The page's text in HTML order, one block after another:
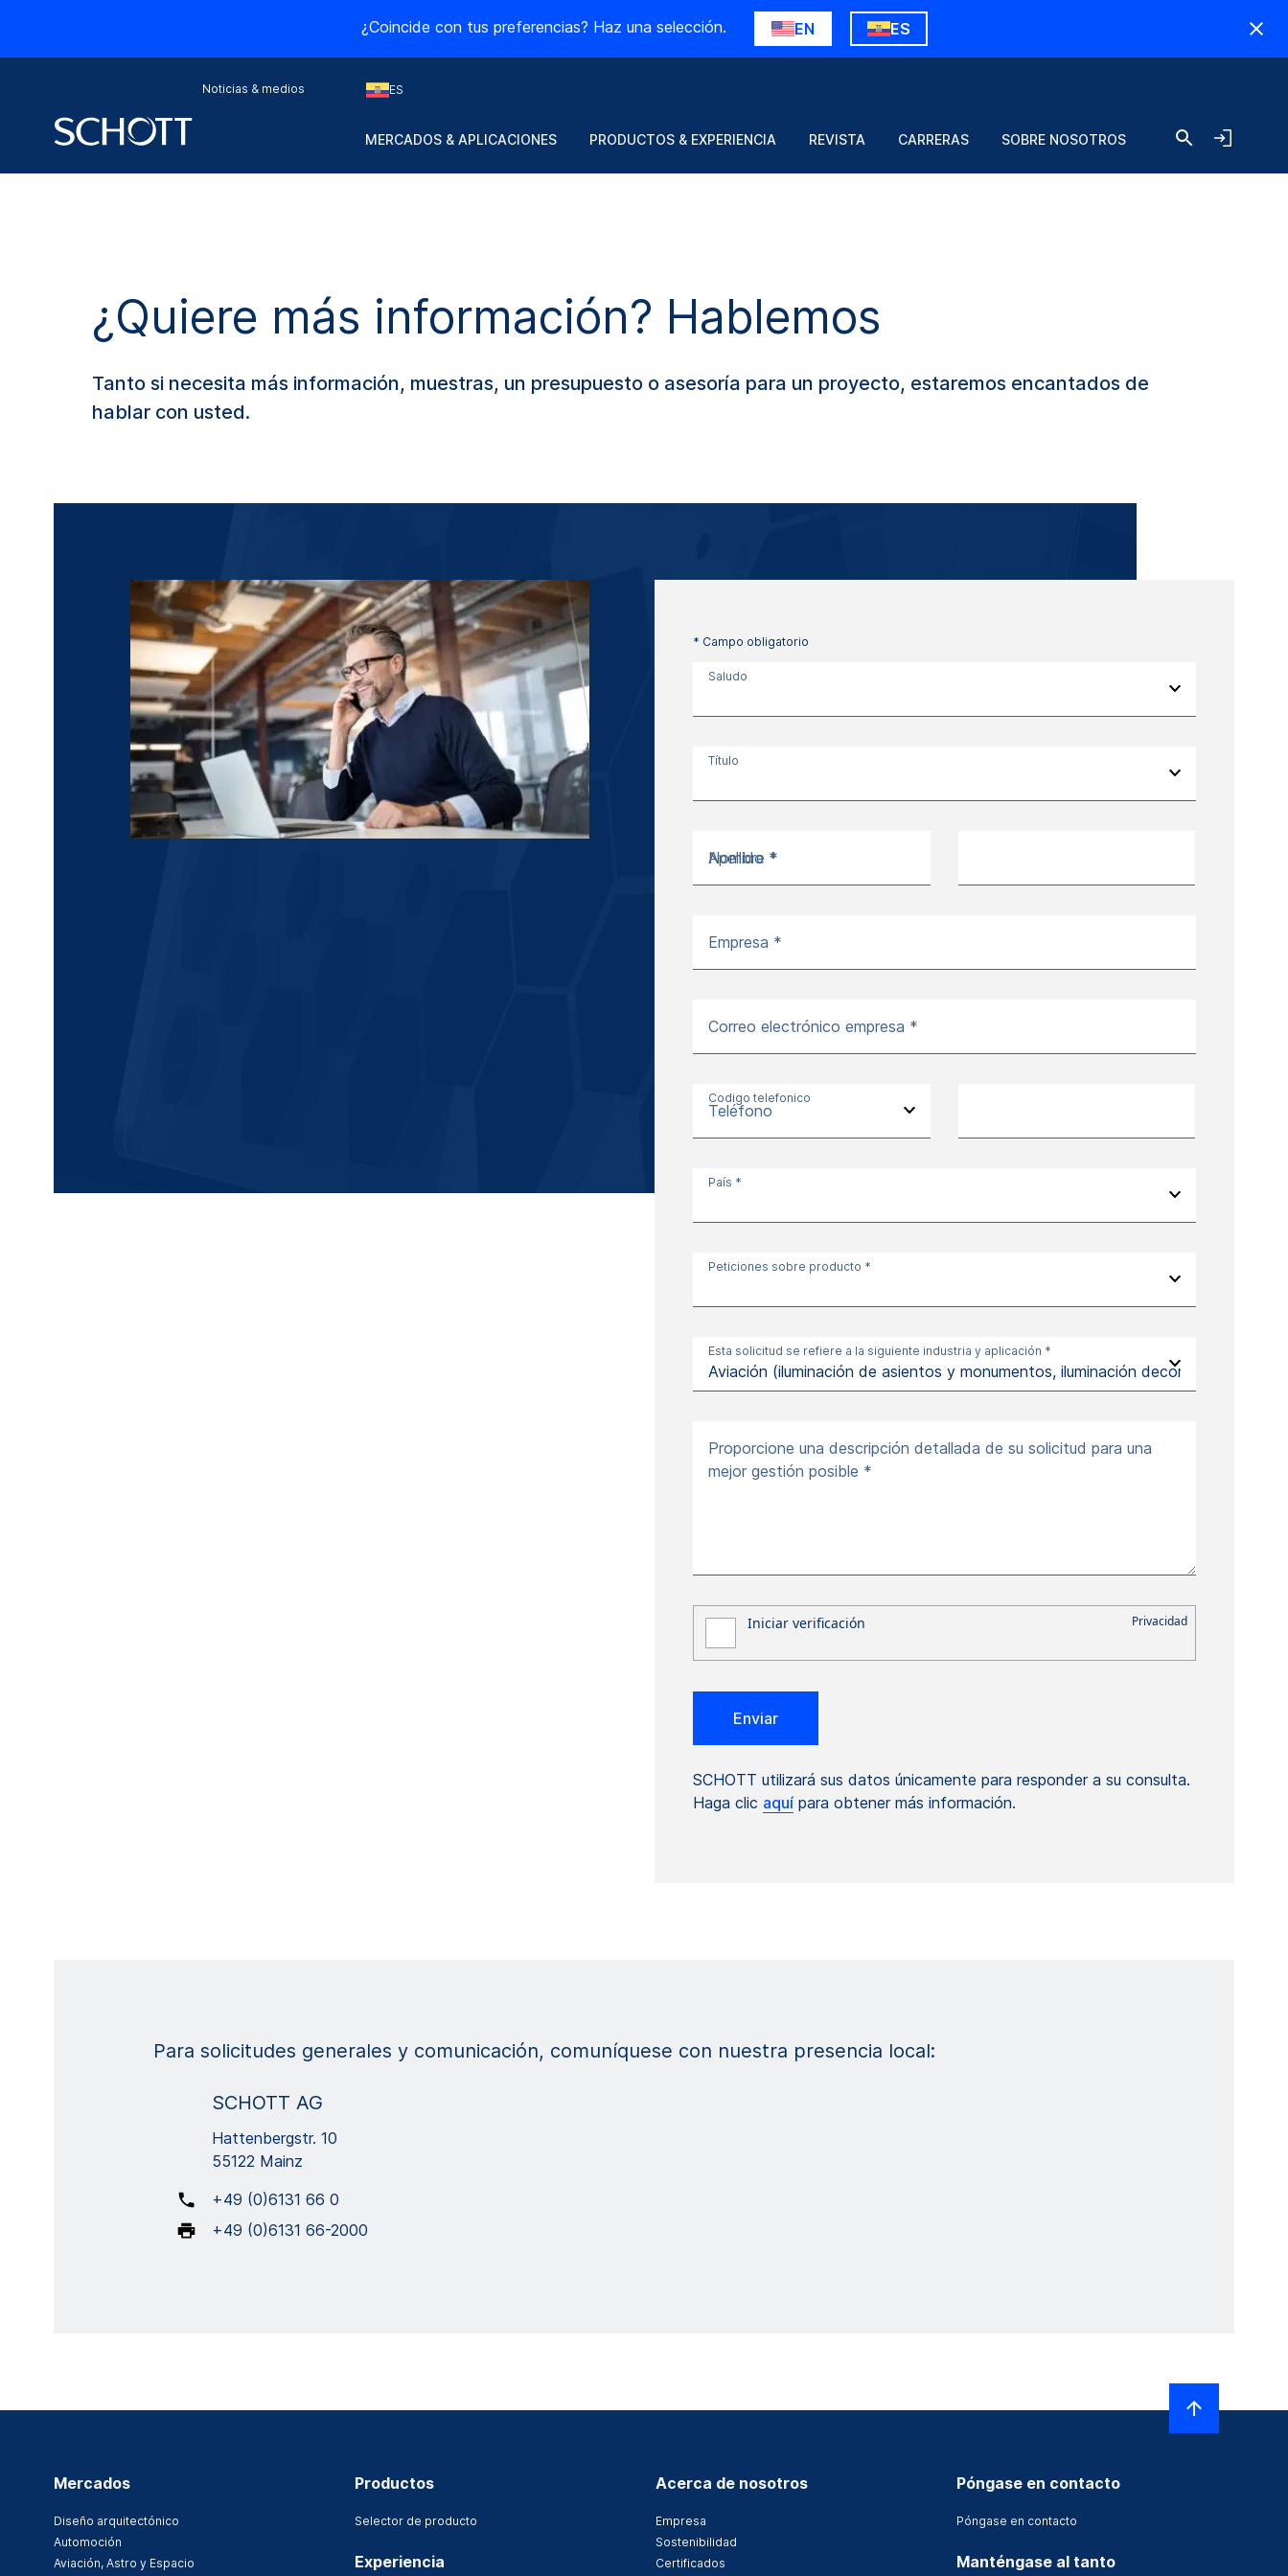
¿Coincide con tus preferencias? Haz una selección. EN ES
Noticias & medios ES
MERCADOS & APLICACIONES PRODUCTOS & EXPERIENCIA REVISTA CARRERAS SOBRE NOSOTROS
¿Quiere más información? Hablemos
Tanto si necesita más información, muestras, un presupuesto o asesoría para un proyecto, estaremos encantados de
hablar con usted.
* Campo obligatorio
Saludo
Título
Nombre *
Apellido *
Empresa *
Correo electrónico empresa *
Codigo telefonico
Teléfono
País *
Peticiones sobre producto *
Esta solicitud se refiere a la siguiente industria y aplicación *
Proporcione una descripción detallada de su solicitud para una
mejor gestión posible *
SCHOTT utilizará sus datos únicamente para responder a su consulta.
Haga clic aquí para obtener más información.
Para solicitudes generales y comunicación, comuníquese con nuestra presencia local:
SCHOTT AG
Hattenbergstr. 10
55122 Mainz
+49 (0)6131 66 0
+49 (0)6131 66-2000
Mercados
Diseño arquitectónico
Automoción
Aviación, Astro y Espacio
Productos
Selector de producto
Experiencia
Acerca de nosotros
Empresa
Sostenibilidad
Certificados
Póngase en contacto
Póngase en contacto
Manténgase al tanto